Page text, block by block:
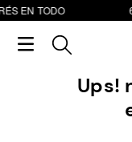
EN TODO
Ups!